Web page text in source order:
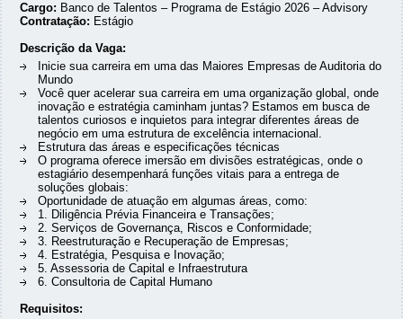
Cargo: Banco de Talentos – Programa de Estágio 2026 – Advisory
Contratação: Estágio
Descrição da Vaga:
Inicie sua carreira em uma das Maiores Empresas de Auditoria do
Mundo
Você quer acelerar sua carreira em uma organização global, onde
inovação e estratégia caminham juntas? Estamos em busca de
talentos curiosos e inquietos para integrar diferentes áreas de
negócio em uma estrutura de excelência internacional.
Estrutura das áreas e especificações técnicas
O programa oferece imersão em divisões estratégicas, onde o
estagiário desempenhará funções vitais para a entrega de
soluções globais:
Oportunidade de atuação em algumas áreas, como:
1. Diligência Prévia Financeira e Transações;
2. Serviços de Governança, Riscos e Conformidade;
3. Reestruturação e Recuperação de Empresas;
4. Estratégia, Pesquisa e Inovação;
5. Assessoria de Capital e Infraestrutura
6. Consultoria de Capital Humano
Requisitos: